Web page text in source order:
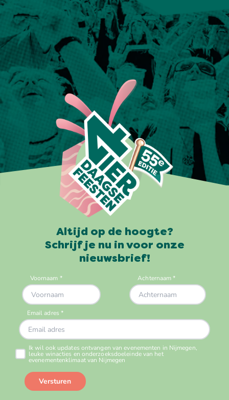
Altijd op de hoogte?
Schrijf je nu in voor onze
nieuwsbrief!